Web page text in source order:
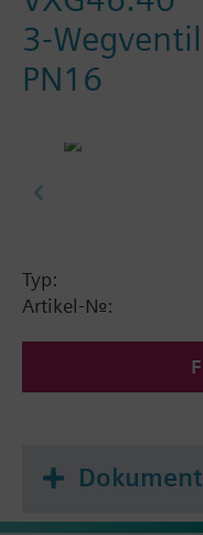
3-
PN16
Typ:
Artikel-Nr.: